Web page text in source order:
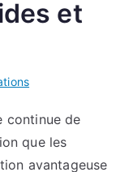
et
continue de
que les
avantageuse